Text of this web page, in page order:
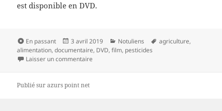
est disponible en DVD.
Format
En passant
Publié
le
3 avril 2019 Catégories
Notuliens
Mots-
agriculture,
alimentation,documentaire, DVD,film, pesticides
Laisser un commentaire
Publié surazurs point net